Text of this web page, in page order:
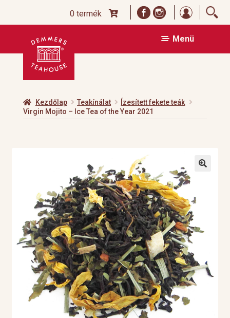
0 termék
Ugrás
navigációhoz
Kilépés
tartalomba
Menü
Kezdőlap Teakínálat
Ízesített fekete teák
Virgin Mojito – Ice Tea of the Year 2021